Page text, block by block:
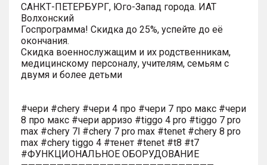
САНКТ-ПЕТЕРБУРГ, Юго-Запад города. ИАТ
Волхонский
Госпрограмма! Скидка до 25%, успейте до её
окончания.
Скидка военнослужащим и их родственникам,
медицинскому персоналу, учителям, семьям с
двумя и более детьми
#чери #chery #чери 4 про #чери 7 про макс #чери
8 про макс #чери арризо #tiggo 4 pro #tiggo 7 pro
max #chery 7l #chery 7 pro max #tenet #chery 8 pro
max #chery tiggo 4 #тенет #tenet #t8 #t7
#ФУНКЦИОНАЛЬНОЕ ОБОРУДОВАНИЕ